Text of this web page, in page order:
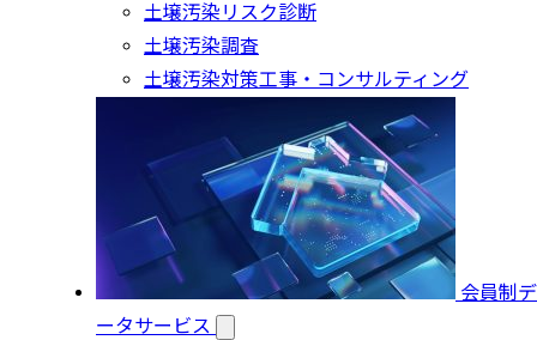
土壌汚染リスク診断
土壌汚染調査
土壌汚染対策工事・コンサルティング
会員制デ
ータサービス